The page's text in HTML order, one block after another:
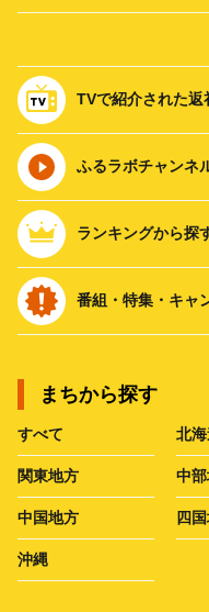
TVで紹介された返
ふるラボチャンネ
ランキングから探
番組・特集・キャ
まちから探す
すべて 北
関東地方 中
中国地方 四
沖縄